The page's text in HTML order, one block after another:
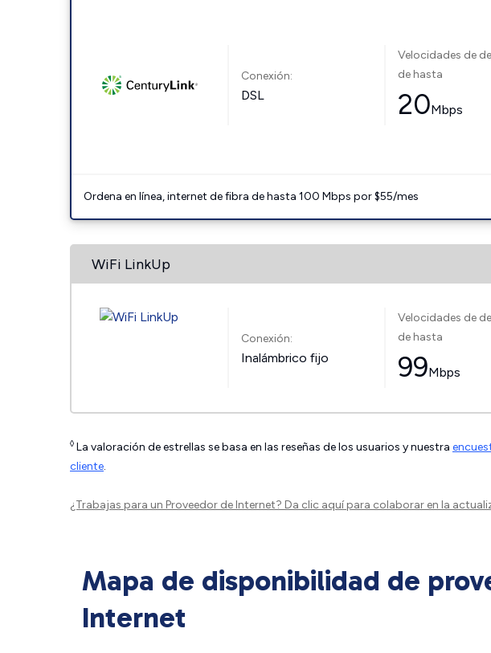
Conexión:
DSL
Velocidades de
de hasta
20Mbps
Ordena en línea, internet de fibra de hasta 100 Mbps por $55/mes
WiFi LinkUp
Conexión:
Inalámbrico fijo
Velocidades de
de hasta
99Mbps
◊ La valoración de estrellas se basa en las reseñas de los usuarios y nuestra
cliente.
¿Trabajas para un Proveedor de Internet? Da clic aquípara colaborar en la
Mapa de disponibilidad de
Internet